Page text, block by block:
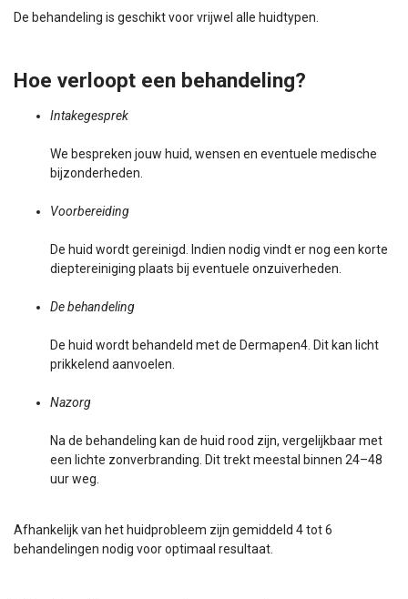
De behandeling is geschikt voor vrijwel alle huidtypen.
Hoe verloopt een behandeling?
Intakegesprek
We bespreken jouw huid, wensen en eventuele medische
bijzonderheden.
Voorbereiding
De huid wordt gereinigd. Indien nodig vindt er nog een korte
dieptereiniging plaats bij eventuele onzuiverheden.
De behandeling
De huid wordt behandeld met de Dermapen4. Dit kan licht
prikkelend aanvoelen.
Nazorg
Na de behandeling kan de huid rood zijn, vergelijkbaar met
een lichte zonverbranding. Dit trekt meestal binnen 24–48
uur weg.
Afhankelijk van het huidprobleem zijn gemiddeld 4 tot 6
behandelingen nodig voor optimaal resultaat.